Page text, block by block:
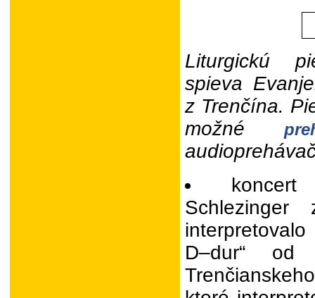
Liturgickú
spieva
z Trenčína.
možné
koncert
Schlezinger
D–dur“